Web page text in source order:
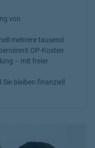
von
mehrere tausend
OP-Kosten
– mit freier
bleiben finanziell